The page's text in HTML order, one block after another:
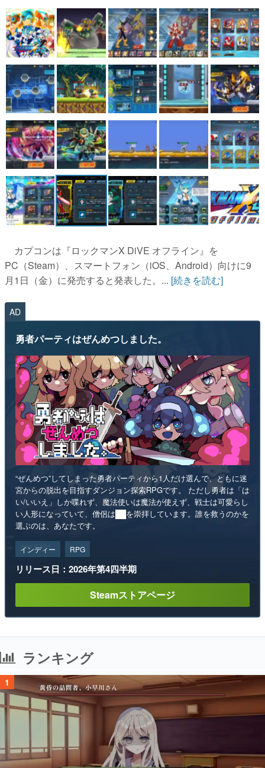
女性向け
アプリレビュー
その他
電ファミニコゲーマーとは？
運営：株式会社マレ
カプコンは『ロックマンX DiVE オフライン』を
PC（Steam）、スマートフォン（iOS、Android）向けに9
月1日（金）に発売すると発表した。... [続きを読む]
AD
勇者パーティはぜんめつしました。
“ぜんめつ”してしまった勇者パーティから1人だけ選んで、ともに迷
宮からの脱出を目指すダンジョン探索RPGです。 ただし勇者は「は
い/いいえ」しか喋れず、魔法使いは魔法が使えず、戦士は可愛らし
い人形になっていて、僧侶は██を崇拝しています。誰を救うのかを
選ぶのは、あなたです。
インディー RPG
リリース日：2026年第4四半期
Steamストアページ
ランキング
1